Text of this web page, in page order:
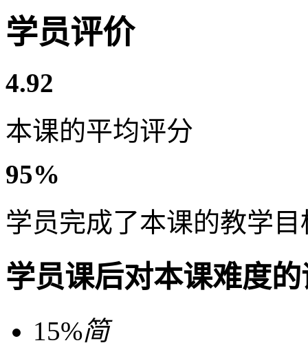
学员评价
4.92
本课的平均评分
95%
学员完成了本课的教学目
学员课后对本课难度
15%简